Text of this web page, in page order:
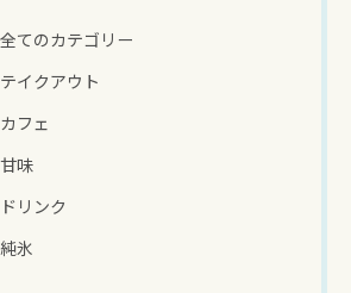
全てのカテゴリー
テイクアウト
カフェ
甘味
ドリンク
純氷